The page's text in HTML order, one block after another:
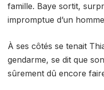
famille. Baye sortit,
impromptue d’un
À ses côtés se tenait
gendarme, se dit que
sûrement dû encore